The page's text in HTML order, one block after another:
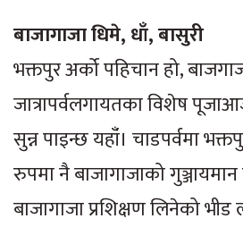
बाजागाजा धिमे, धाँ, बासुरी
भक्तपुर अर्को पहिचान हो,
जात्रापर्वलगायतका विशेष
सुन्न पाइन्छ यहाँं। चाडपर्वमा
रुपमा नै बाजागाजाको
बाजागाजा प्रशिक्षण लिनेको भीड